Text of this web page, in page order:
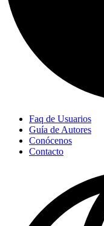
Faq de Usuarios
Guía de Autores
Conócenos
Contacto